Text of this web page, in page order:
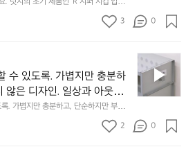
도
이
중
인
차
안
서
도
멀
👌🏼
.  예를 들자면 일에 집중하
대충 걸쳐 놓아도 시야에 걸
다.  그중에서도 슬림함에 철
내구도와 넉넉한 수납력을
가볍고 얇게 설계했습니다.
직접 손으로 만져보며 경험
지는 물건에는 크기, 무게, 형태, 색감
니다.  예를 들자면 일에 집중하느라 책
도와 넉넉한 수납력을 해치치 않는 선에
.  이 디자인과 사용감은, 꼭 직접 손으로
다.
든
0
년
이
넘
군
3 0
수 있도록. 가볍지만 충분하
않은 디자인. 일상과 아웃도
어주는 RIDGE MOUNTAIN
나보세요.
. 가볍지만 충분하고, 단순하지만 부족하
경계를 자연스럽게 이어주는 RIDGE M
만나보세요.
필
요
한
것
오
2 0